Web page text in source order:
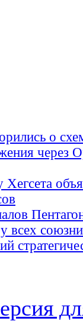
о
через
всех